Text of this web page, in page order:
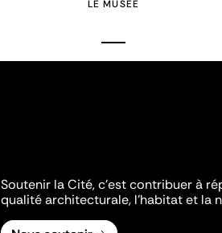
LE MUSÉE
Soutenir la Cité, c'est contribuer à
qualité architecturale, l'habitat et la